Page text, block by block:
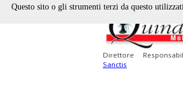
Direttore
Sanctis
Questo sito o gli strumenti terzi da questo